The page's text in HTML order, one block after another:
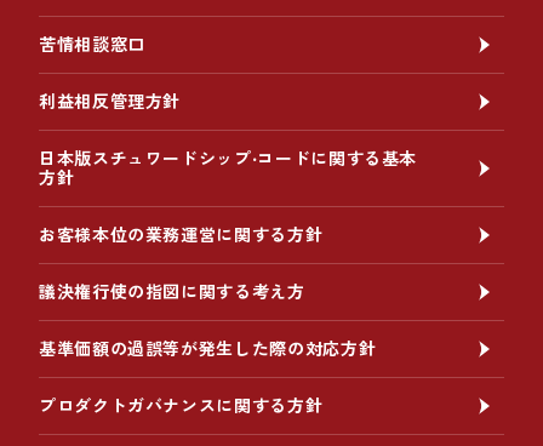
苦情相談窓口
利益相反管理方針
日本版スチュワードシップ‧コードに関する基本
方針
お客様本位の業務運営に関する方針
議決権行使の指図に関する考え方
基準価額の過誤等が発生した際の対応方針
プロダクトガバナンスに関する方針